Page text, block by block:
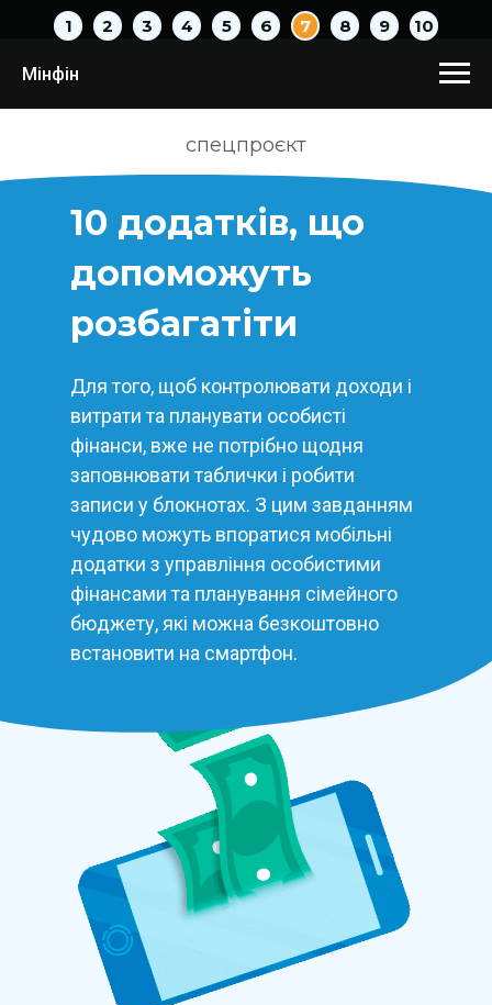
Мінфін
10 додатків, що
допоможуть
розбагатіти
Для того, щоб контролювати доходи і
витрати та планувати особисті
фінанси, вже не потрібно щодня
заповнювати таблички і робити
записи у блокнотах. З цим завданням
чудово можуть впоратися мобільні
додатки з управління особистими
фінансами та планування сімейного
бюджету, які можна безкоштовно
встановити на смартфон.
спецпроєкт
1 2 3 4 5 6 7 8 9 10